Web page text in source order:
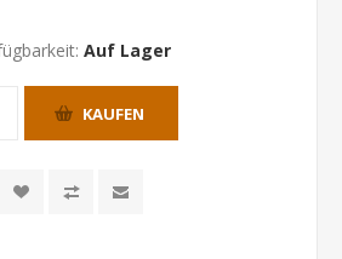
Auf Lager
KAUFEN